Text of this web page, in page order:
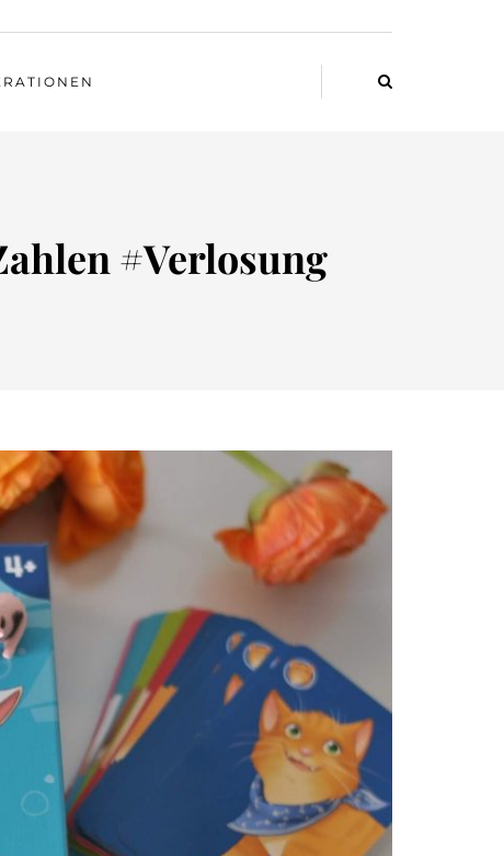
#Verlosung